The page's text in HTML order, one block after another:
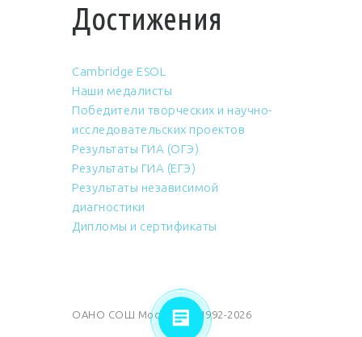
Достижения
Cambridge ESOL
Наши медалисты
Победители творческих и научно-
исследовательских проектов
Результаты ГИА (ОГЭ)
Результаты ГИА (ЕГЭ)
Результаты независимой
диагностики
Дипломы и сертификаты
ОАНО СОШ Москвич © 1992-2026